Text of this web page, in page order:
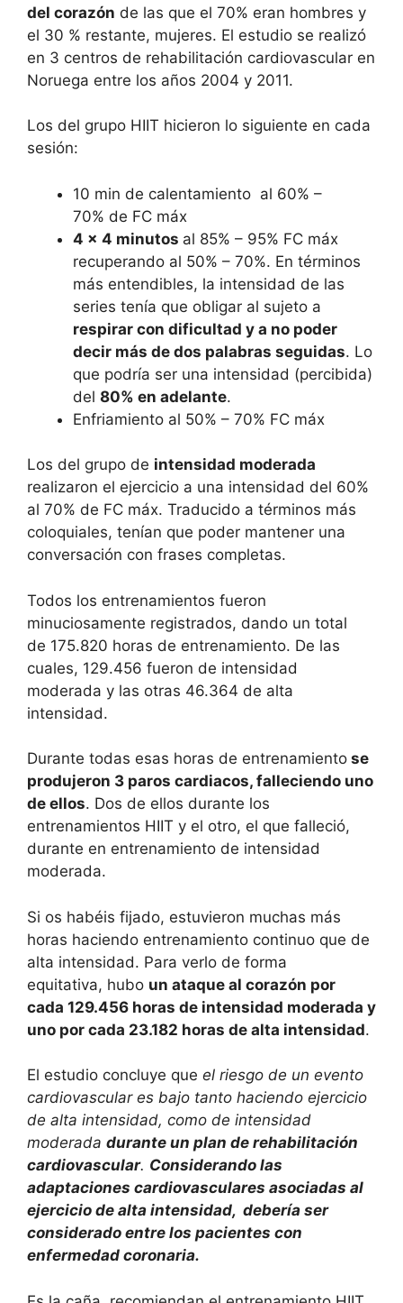
del corazón de las que el 70% eran hombres y
el 30 % restante, mujeres. El estudio se realizó
en 3 centros de rehabilitación cardiovascular en
Noruega entre los años 2004 y 2011.
Los del grupo HIIT hicieron lo siguiente en cada
sesión:
10 min de calentamiento al 60% –
70% de FC máx
4 x 4 minutos al 85% – 95% FC máx
recuperando al 50% – 70%. En términos
más entendibles, la intensidad de las
series tenía que obligar al sujeto a
respirar con dificultad y a no poder
decir más de dos palabras seguidas. Lo
que podría ser una intensidad (percibida)
del 80% en adelante.
Enfriamiento al 50% – 70% FC máx
Los del grupo de intensidad moderada
realizaron el ejercicio a una intensidad del 60%
al 70% de FC máx. Traducido a términos más
coloquiales, tenían que poder mantener una
conversación con frases completas.
Todos los entrenamientos fueron
minuciosamente registrados, dando un total
de 175.820 horas de entrenamiento. De las
cuales, 129.456 fueron de intensidad
moderada y las otras 46.364 de alta
intensidad.
Durante todas esas horas de entrenamiento se
produjeron 3 paros cardiacos, falleciendo uno
de ellos. Dos de ellos durante los
entrenamientos HIIT y el otro, el que falleció,
durante en entrenamiento de intensidad
moderada.
Si os habéis fijado, estuvieron muchas más
horas haciendo entrenamiento continuo que de
alta intensidad. Para verlo de forma
equitativa, hubo un ataque al corazón por
cada 129.456 horas de intensidad moderada y
uno por cada 23.182 horas de alta intensidad.
El estudio concluye que el riesgo de un evento
cardiovascular es bajo tanto haciendo ejercicio
de alta intensidad, como de intensidad
moderada durante un plan de rehabilitación
cardiovascular. Considerando las
adaptaciones cardiovasculares asociadas al
ejercicio de alta intensidad, debería ser
considerado entre los pacientes con
enfermedad coronaria.